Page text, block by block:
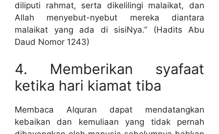
diliputi rahmat, serta dikelilingi malaikat, dan
Allah menyebut-nyebut mereka diantara
malaikat yang ada di sisiNya.” (Hadits Abu
Daud Nomor 1243)
4. Memberikan syafaat
ketika hari kiamat tiba
Membaca Alquran dapat mendatangkan
kebaikan dan kemuliaan yang tidak pernah